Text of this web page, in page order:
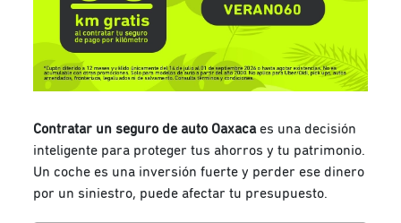
Contratar un seguro de auto Oaxaca es una decisión
inteligente para proteger tus ahorros y tu patrimonio.
Un coche es una inversión fuerte y perder ese dinero
por un siniestro, puede afectar tu presupuesto.